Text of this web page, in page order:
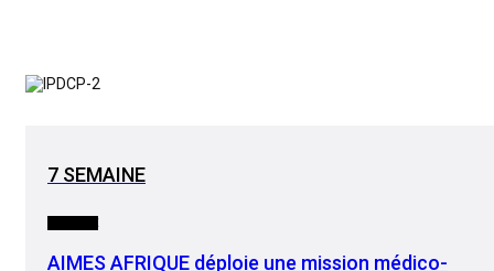
7 SEMAINE
AIMES AFRIQUE déploie une mission médico-